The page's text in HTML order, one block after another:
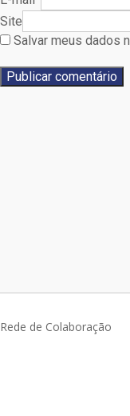
Site
Salvar meus dados
Rede de Colaboração